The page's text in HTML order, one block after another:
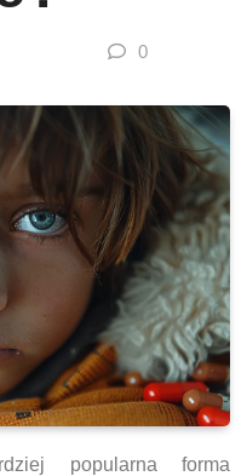
0
popularna forma